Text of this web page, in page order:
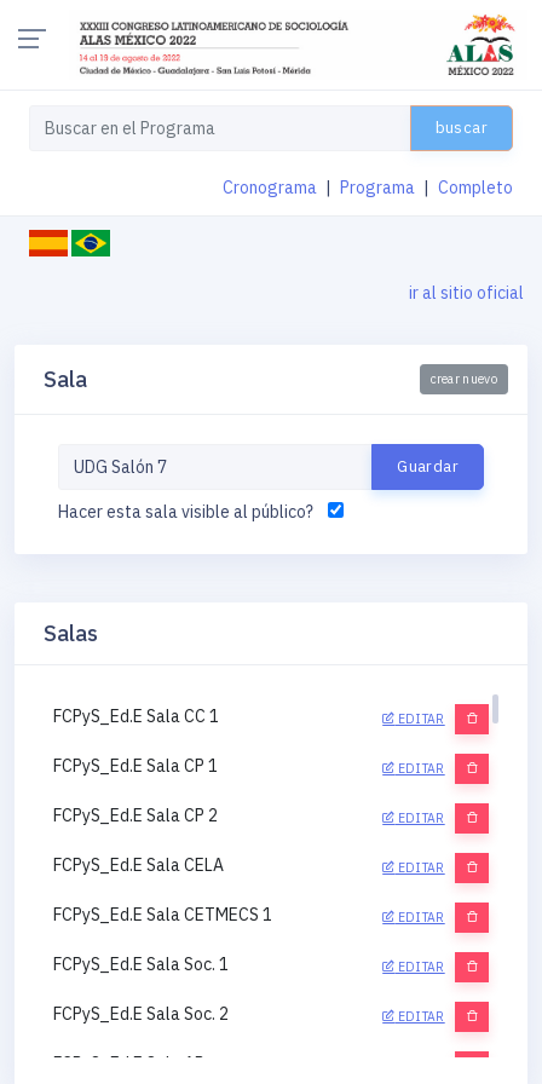
buscar
Cronograma Programa Completo
ir al sitio oficial
Sala crear nuevo
Hacer esta sala visible al público?
Salas
FCPyS_Ed.E Sala CC 1 EDITAR
FCPyS_Ed.E Sala CP 1 EDITAR
FCPyS_Ed.E Sala CP 2 EDITAR
FCPyS_Ed.E Sala CELA EDITAR
FCPyS_Ed.E Sala CETMECS 1 EDITAR
FCPyS_Ed.E Sala Soc. 1 EDITAR
FCPyS_Ed.E Sala Soc. 2 EDITAR
FCPyS_Ed.E Sala AP